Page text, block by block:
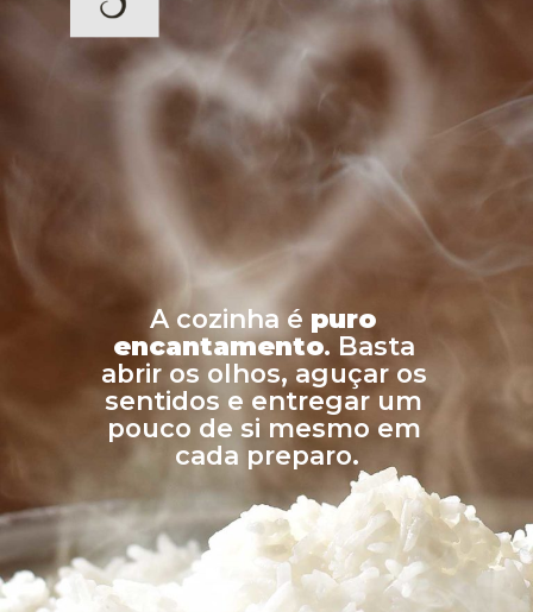
A cozinha é puro
encantamento. Basta
abrir os olhos, aguçar os
sentidos e entregar um
pouco de si mesmo em
cada preparo.